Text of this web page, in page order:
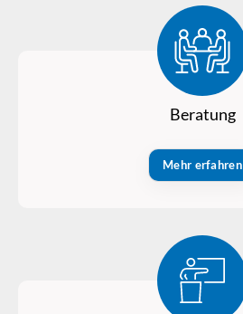
Beratung
Mehr erfahren